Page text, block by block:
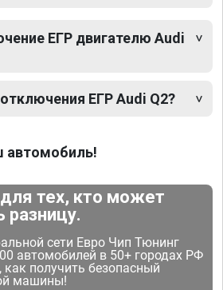
ЕГР двигателю Audi
ЕГР Audi Q2?
автомобиль!
тех, кто может
разницу.
сети Евро Чип Тюнинг
автомобилей в 50+ городах РФ
получить безопасный
машины!